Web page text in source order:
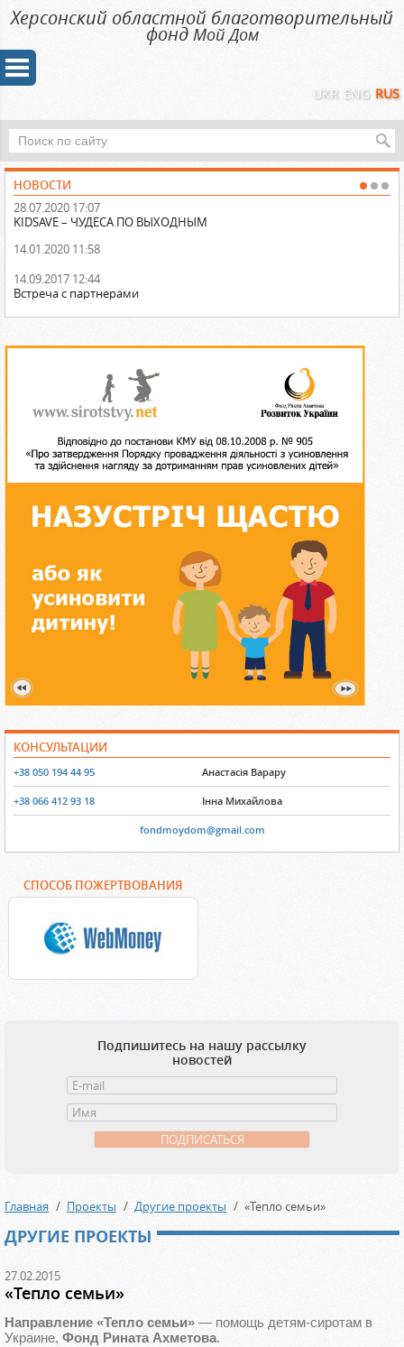
Херсонский областной благотворительный
фонд Мой Дом
UKR ENG RUS
НОВОСТИ
28.07.2020 17:07
KIDSAVE – ЧУДЕСА ПО ВЫХОДНЫМ
14.01.2020 11:58
14.09.2017 12:44
Встреча с партнерами
КОНСУЛЬТАЦИИ
+38 050 194 44 95 Анастасія Варару
+38 066 412 93 18 Інна Михайлова
fondmoydom@gmail.com
СПОСОБ ПОЖЕРТВОВАНИЯ
Подпишитесь на нашу рассылку
новостей
Главная Проекты Другие проекты «Тепло семьи»
ДРУГИЕ ПРОЕКТЫ
27.02.2015
«Тепло семьи»
Направление «Тепло семьи» — помощь детям-сиротам в
Украине, Фонд Рината Ахметова.